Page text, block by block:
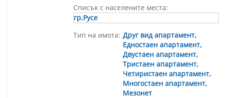
ХЕПИ ХАУС ЕООД
Списък с населените места:
гр.Русе
Тип на имота: Друг вид апартамент,
Едностаен апартамент,
Двустаен апартамент,
Тристаен апартамент,
Четиристаен апартамент,
Многостаен апартамент,
Мезонет